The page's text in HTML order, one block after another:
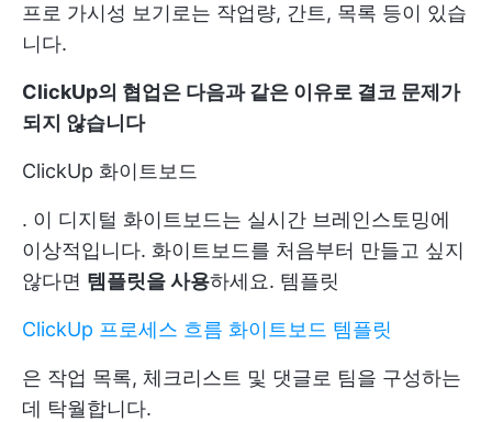
프로 가시성 보기로는 작업량, 간트, 목록 등이 있습
니다.
ClickUp의 협업은 다음과 같은 이유로 결코 문제가
되지 않습니다
ClickUp 화이트보드
. 이 디지털 화이트보드는 실시간 브레인스토밍에
이상적입니다. 화이트보드를 처음부터 만들고 싶지
않다면 템플릿을 사용하세요. 템플릿
ClickUp 프로세스 흐름 화이트보드 템플릿
은 작업 목록, 체크리스트 및 댓글로 팀을 구성하는
데 탁월합니다.